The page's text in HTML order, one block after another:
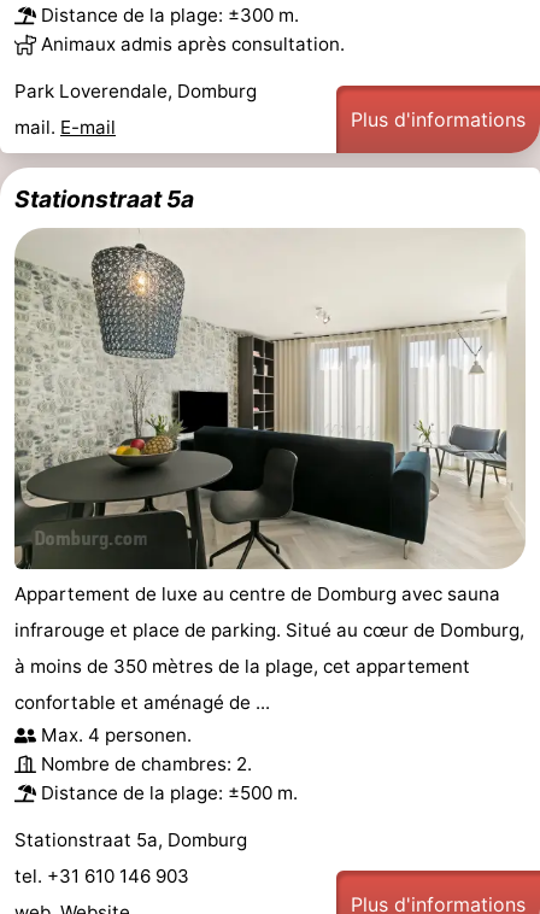
Distance de la plage: ±300 m.
Animaux admis après consultation.
Park Loverendale, Domburg
mail. E-mail Plus d'informations
Stationstraat 5a
Appartement de luxe au centre de Domburg avec sauna
infrarouge et place de parking. Situé au cœur de Domburg,
à moins de 350 mètres de la plage, cet appartement
confortable et aménagé de ...
Max. 4 personen.
Nombre de chambres: 2.
Distance de la plage: ±500 m.
Stationstraat 5a, Domburg
tel. +31 610 146 903
Plus d'informations